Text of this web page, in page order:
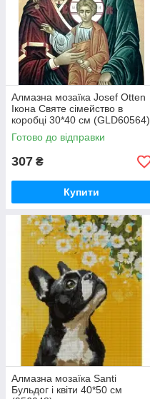
Алмазна мозаїка Josef Otten
Ікона Святе сімейство в
коробці 30*40 см (GLD60564)
Готово до відправки
307 ₴
Купити
Алмазна мозаїка Santi
Бульдог і квіти 40*50 см